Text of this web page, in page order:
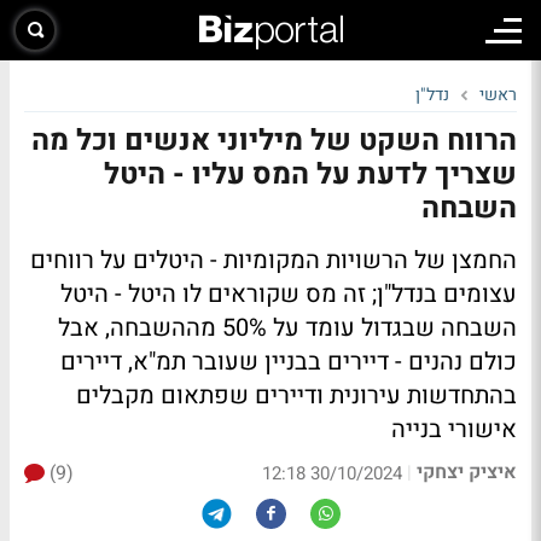
ראשי נדל"ן
הרווח השקט של מיליוני אנשים וכל מה
שצריך לדעת על המס עליו - היטל
השבחה
החמצן של הרשויות המקומיות - היטלים על רווחים
עצומים בנדל"ן; זה מס שקוראים לו היטל - היטל
השבחה שבגדול עומד על 50% מההשבחה, אבל
כולם נהנים - דיירים בבניין שעובר תמ"א, דיירים
בהתחדשות עירונית ודיירים שפתאום מקבלים
אישורי בנייה
איציק יצחקי |
30/10/2024 12:18
(9)